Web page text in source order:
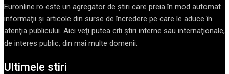
Euronline.ro este un agregator de ştiri care preia în mod automat
informaţii şi articole din surse de încredere pe care le aduce în
atenţia publicului. Aici veţi putea citi ştiri interne sau internaţionale,
de interes public, din mai multe domenii.
Ultimele stiri